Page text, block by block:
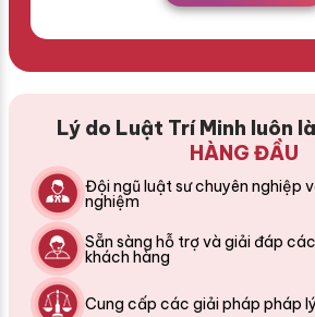
Lý do Luật Trí Minh luôn
HÀNG ĐẦU
Đội ngũ luật sư chuyên nghiệp
nghiệm
Sẵn sàng hỗ trợ và giải đáp
khách hàng
Cung cấp các giải pháp pháp